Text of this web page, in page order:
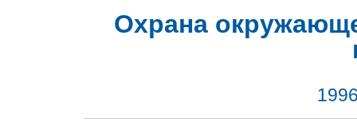
Охрана